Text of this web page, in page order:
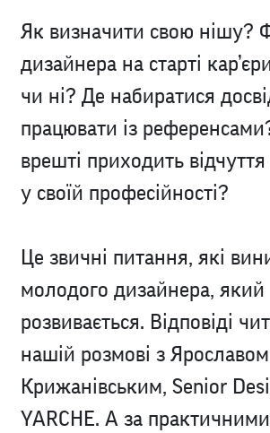
Як визначити свою нішу?
дизайнера на старті
чи ні? Де набиратися
працювати із
врешті приходить відчуття
у своїй професійності?
Це звичні питання, які
молодого дизайнера, який
розвивається. Відповіді
нашій розмові з Ярославом
Крижанівським, Senior
YARCHE. А за